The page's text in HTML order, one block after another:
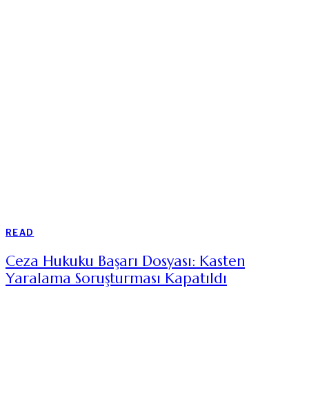
READ
Ceza Hukuku Başarı Dosyası: Kasten
Yaralama Soruşturması Kapatıldı